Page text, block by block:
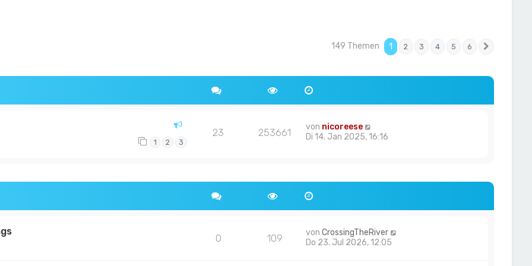
149 Themen 1 2 3 4 5 6
1 2 3
23 253661 von nicoreese
Di 14. Jan 2025, 16:16
0 109 vonCrossingTheRiver
Do 23. Jul 2026, 12:05